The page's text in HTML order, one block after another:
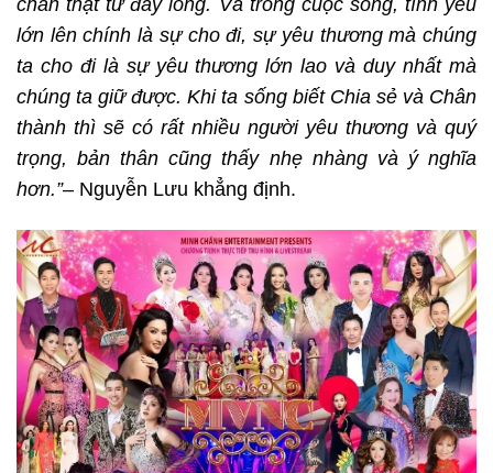
lớn lên chính là sự cho đi, sự yêu thương mà chúng
ta cho đi là sự yêu thương lớn lao và duy nhất mà
chúng ta giữ được. Khi ta sống biết Chia sẻ và Chân
thành thì sẽ có rất nhiều người yêu thương và quý
trọng, bản thân cũng thấy nhẹ nhàng và ý nghĩa
hơn.”– Nguyễn Lưu khẳng định.